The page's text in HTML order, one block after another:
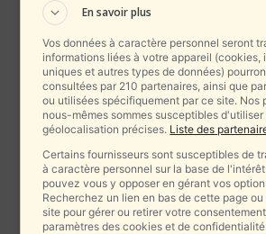
En savoir plus
Vos données à caractère personnel seront
informations liées à votre appareil (cookies,
uniques et autres types de données)
consultées par 210 partenaires, ainsi que
ou utilisées spécifiquement par ce site. Nos
nous-mêmes sommes susceptibles
géolocalisation précises. Liste des
Certains fournisseurs sont susceptibles de
à caractère personnel sur la base de
pouvez vous y opposer en gérant vos
Recherchez un lien en bas de cette page ou
site pour gérer ou retirer votre
paramètres des cookies et de confidentialité.